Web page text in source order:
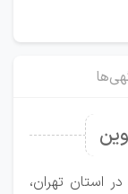
استان تهران،